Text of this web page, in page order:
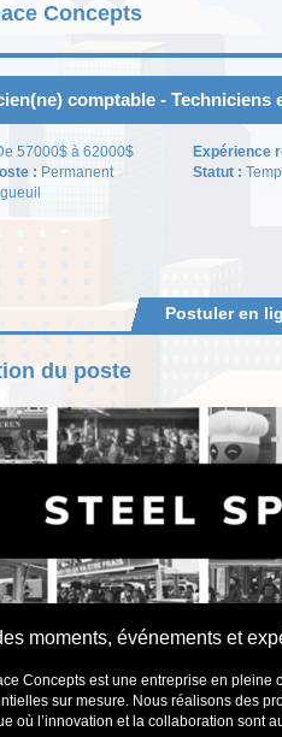
Concepts
comptable - Techniciens
57000$ à 62000$
: Permanent
Expérience
Statut :
Postuler en
du poste
moments, événements et
Concepts est une entreprise en pleine
sur mesure. Nous réalisons des
où l’innovation et la collaboration sont